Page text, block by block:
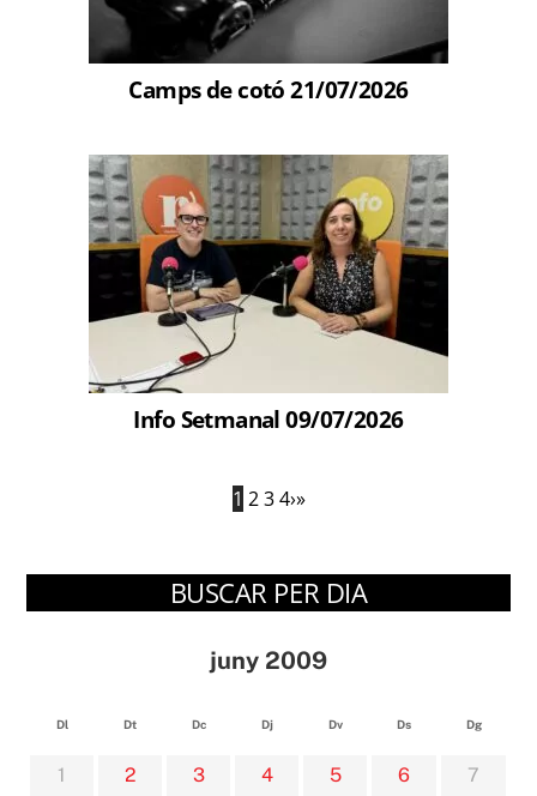
Camps de cotó 21/07/2026
Info Setmanal 09/07/2026
1 2 3 4›»
BUSCAR PER DIA
juny 2009
Dl Dt Dc Dj Dv Ds Dg
1 2 3 4 5 6 7